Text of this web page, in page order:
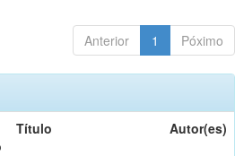
Anterior 1 Póximo
Título Autor(es)